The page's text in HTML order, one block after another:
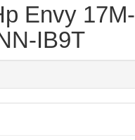
Envy 17M-
IB9T